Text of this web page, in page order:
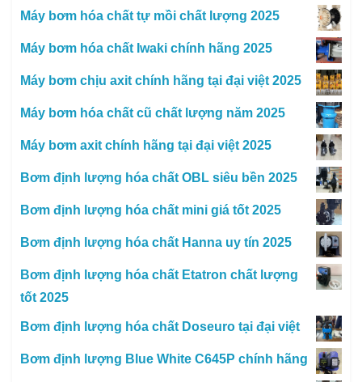
Máy bơm hóa chất tự mồi chất lượng 2025
Máy bơm hóa chất Iwaki chính hãng 2025
Máy bơm chịu axit chính hãng tại đại việt 2025
Máy bơm hóa chất cũ chất lượng năm 2025
Máy bơm axit chính hãng tại đại việt 2025
Bơm định lượng hóa chất OBL siêu bền 2025
Bơm định lượng hóa chất mini giá tốt 2025
Bơm định lượng hóa chất Hanna uy tín 2025
Bơm định lượng hóa chất Etatron chất lượng
tốt 2025
Bơm định lượng hóa chất Doseuro tại đại việt
Bơm định lượng Blue White C645P chính hãng